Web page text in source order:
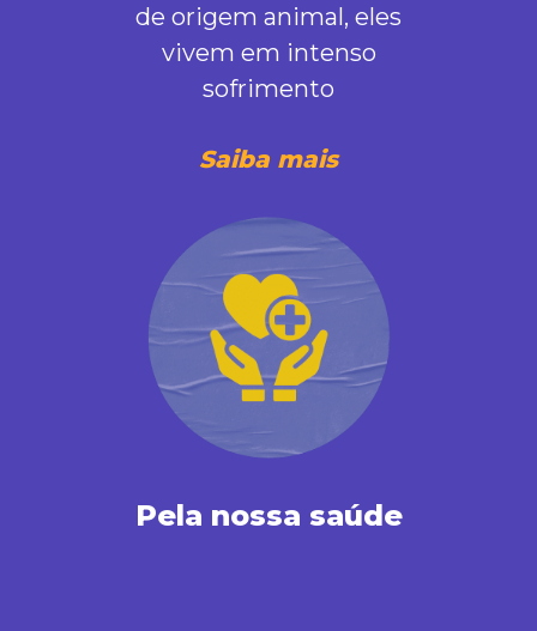
de origem animal, eles
vivem em intenso
sofrimento
Saiba mais
Pela nossa saúde